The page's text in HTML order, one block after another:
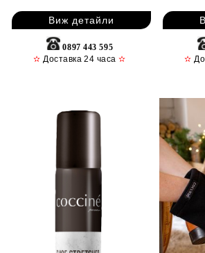
Виж детайли
0897 443 595
✫ Доставка 24 часа✫
✫